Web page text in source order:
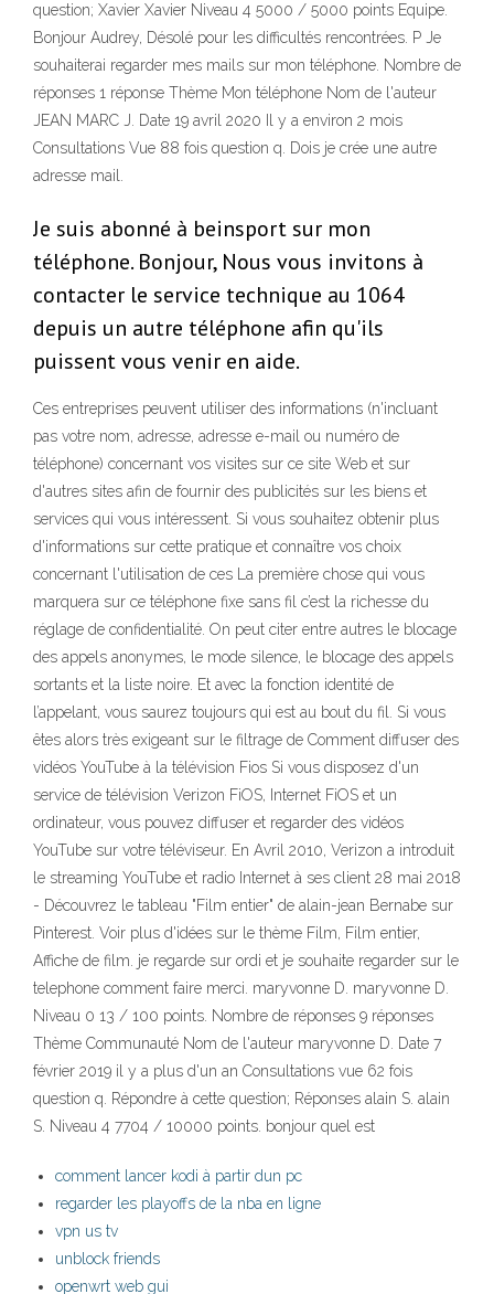
question; Xavier Xavier Niveau 4 5000 / 5000 points Equipe.
Bonjour Audrey, Désolé pour les difficultés rencontrées. P Je
souhaiterai regarder mes mails sur mon téléphone. Nombre de
réponses 1 réponse Thème Mon téléphone Nom de l'auteur
JEAN MARC J. Date 19 avril 2020 Il y a environ 2 mois
Consultations Vue 88 fois question q. Dois je crée une autre
adresse mail.
Je suis abonné à beinsport sur mon
téléphone. Bonjour, Nous vous invitons à
contacter le service technique au 1064
depuis un autre téléphone afin qu'ils
puissent vous venir en aide.
Ces entreprises peuvent utiliser des informations (n'incluant
pas votre nom, adresse, adresse e-mail ou numéro de
téléphone) concernant vos visites sur ce site Web et sur
d'autres sites afin de fournir des publicités sur les biens et
services qui vous intéressent. Si vous souhaitez obtenir plus
d'informations sur cette pratique et connaître vos choix
concernant l'utilisation de ces La première chose qui vous
marquera sur ce téléphone fixe sans fil c’est la richesse du
réglage de confidentialité. On peut citer entre autres le blocage
des appels anonymes, le mode silence, le blocage des appels
sortants et la liste noire. Et avec la fonction identité de
l’appelant, vous saurez toujours qui est au bout du fil. Si vous
êtes alors très exigeant sur le filtrage de Comment diffuser des
vidéos YouTube à la télévision Fios Si vous disposez d'un
service de télévision Verizon FiOS, Internet FiOS et un
ordinateur, vous pouvez diffuser et regarder des vidéos
YouTube sur votre téléviseur. En Avril 2010, Verizon a introduit
le streaming YouTube et radio Internet à ses client 28 mai 2018
- Découvrez le tableau "Film entier" de alain-jean Bernabe sur
Pinterest. Voir plus d'idées sur le thème Film, Film entier,
Affiche de film. je regarde sur ordi et je souhaite regarder sur le
telephone comment faire merci. maryvonne D. maryvonne D.
Niveau 0 13 / 100 points. Nombre de réponses 9 réponses
Thème Communauté Nom de l'auteur maryvonne D. Date 7
février 2019 il y a plus d'un an Consultations vue 62 fois
question q. Répondre à cette question; Réponses alain S. alain
S. Niveau 4 7704 / 10000 points. bonjour quel est
comment lancer kodi à partir dun pc
regarder les playoffs de la nba en ligne
vpn us tv
unblock friends
openwrt web gui